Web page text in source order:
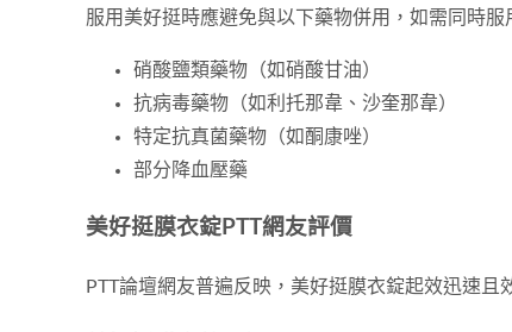
服用美好挺時應避免與以下藥物併用，如需同時服
硝酸鹽類藥物（如硝酸甘油）
抗病毒藥物（如利托那韋、沙奎那韋）
特定抗真菌藥物（如酮康唑）
部分降血壓藥
美好挺膜衣錠PTT網友評價
PTT論壇網友普遍反映，美好挺膜衣錠起效迅速